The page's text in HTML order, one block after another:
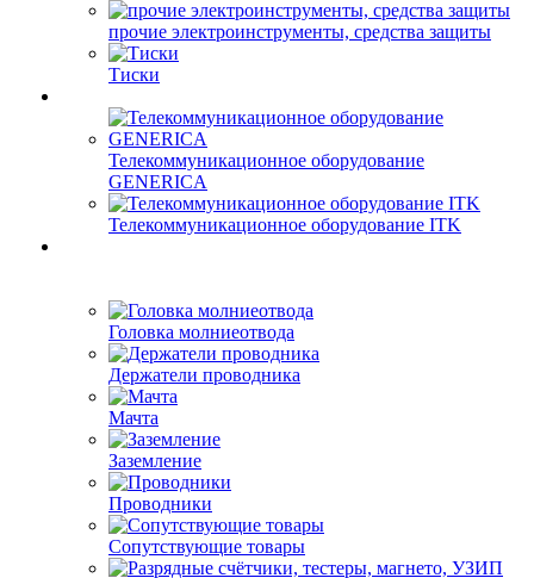
прочие электроинструменты, средства защиты
Тиски
Телекоммуникационное оборудование
GENERICA
Телекоммуникационное оборудование ITK
Головка молниеотвода
Держатели проводника
Мачта
Заземление
Проводники
Сопутствующие товары